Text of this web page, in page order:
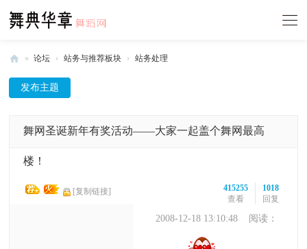
舞
典
» 论坛 › 站务与推荐板块 › 站务处理
发布主题
舞网圣诞新年有奖活动——大家一起盖个舞网最高
楼！
1018
回复
415255
查看
[复制链接]
2008-12-18 13:10:48
阅读：